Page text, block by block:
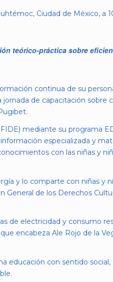
Ciudad de México, a
teórico-práctica sobre
continua de su
de capacitación sobre
mediante su programa
especializada y
con las niñas y
y lo comparte con niñas y
General de los Derechos
de electricidad y consumo
encabeza Ale Rojo de la
educación con sentido